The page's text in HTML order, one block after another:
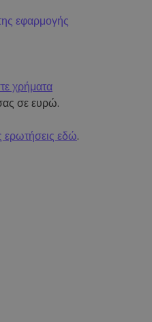
εφαρμογής
χρήματα
σε ευρώ.
ερωτήσεις εδώ.